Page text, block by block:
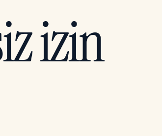
izin